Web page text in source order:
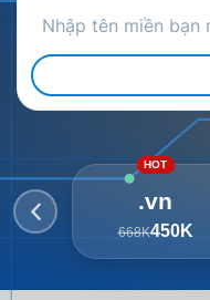
HOT
.vn
668K450K